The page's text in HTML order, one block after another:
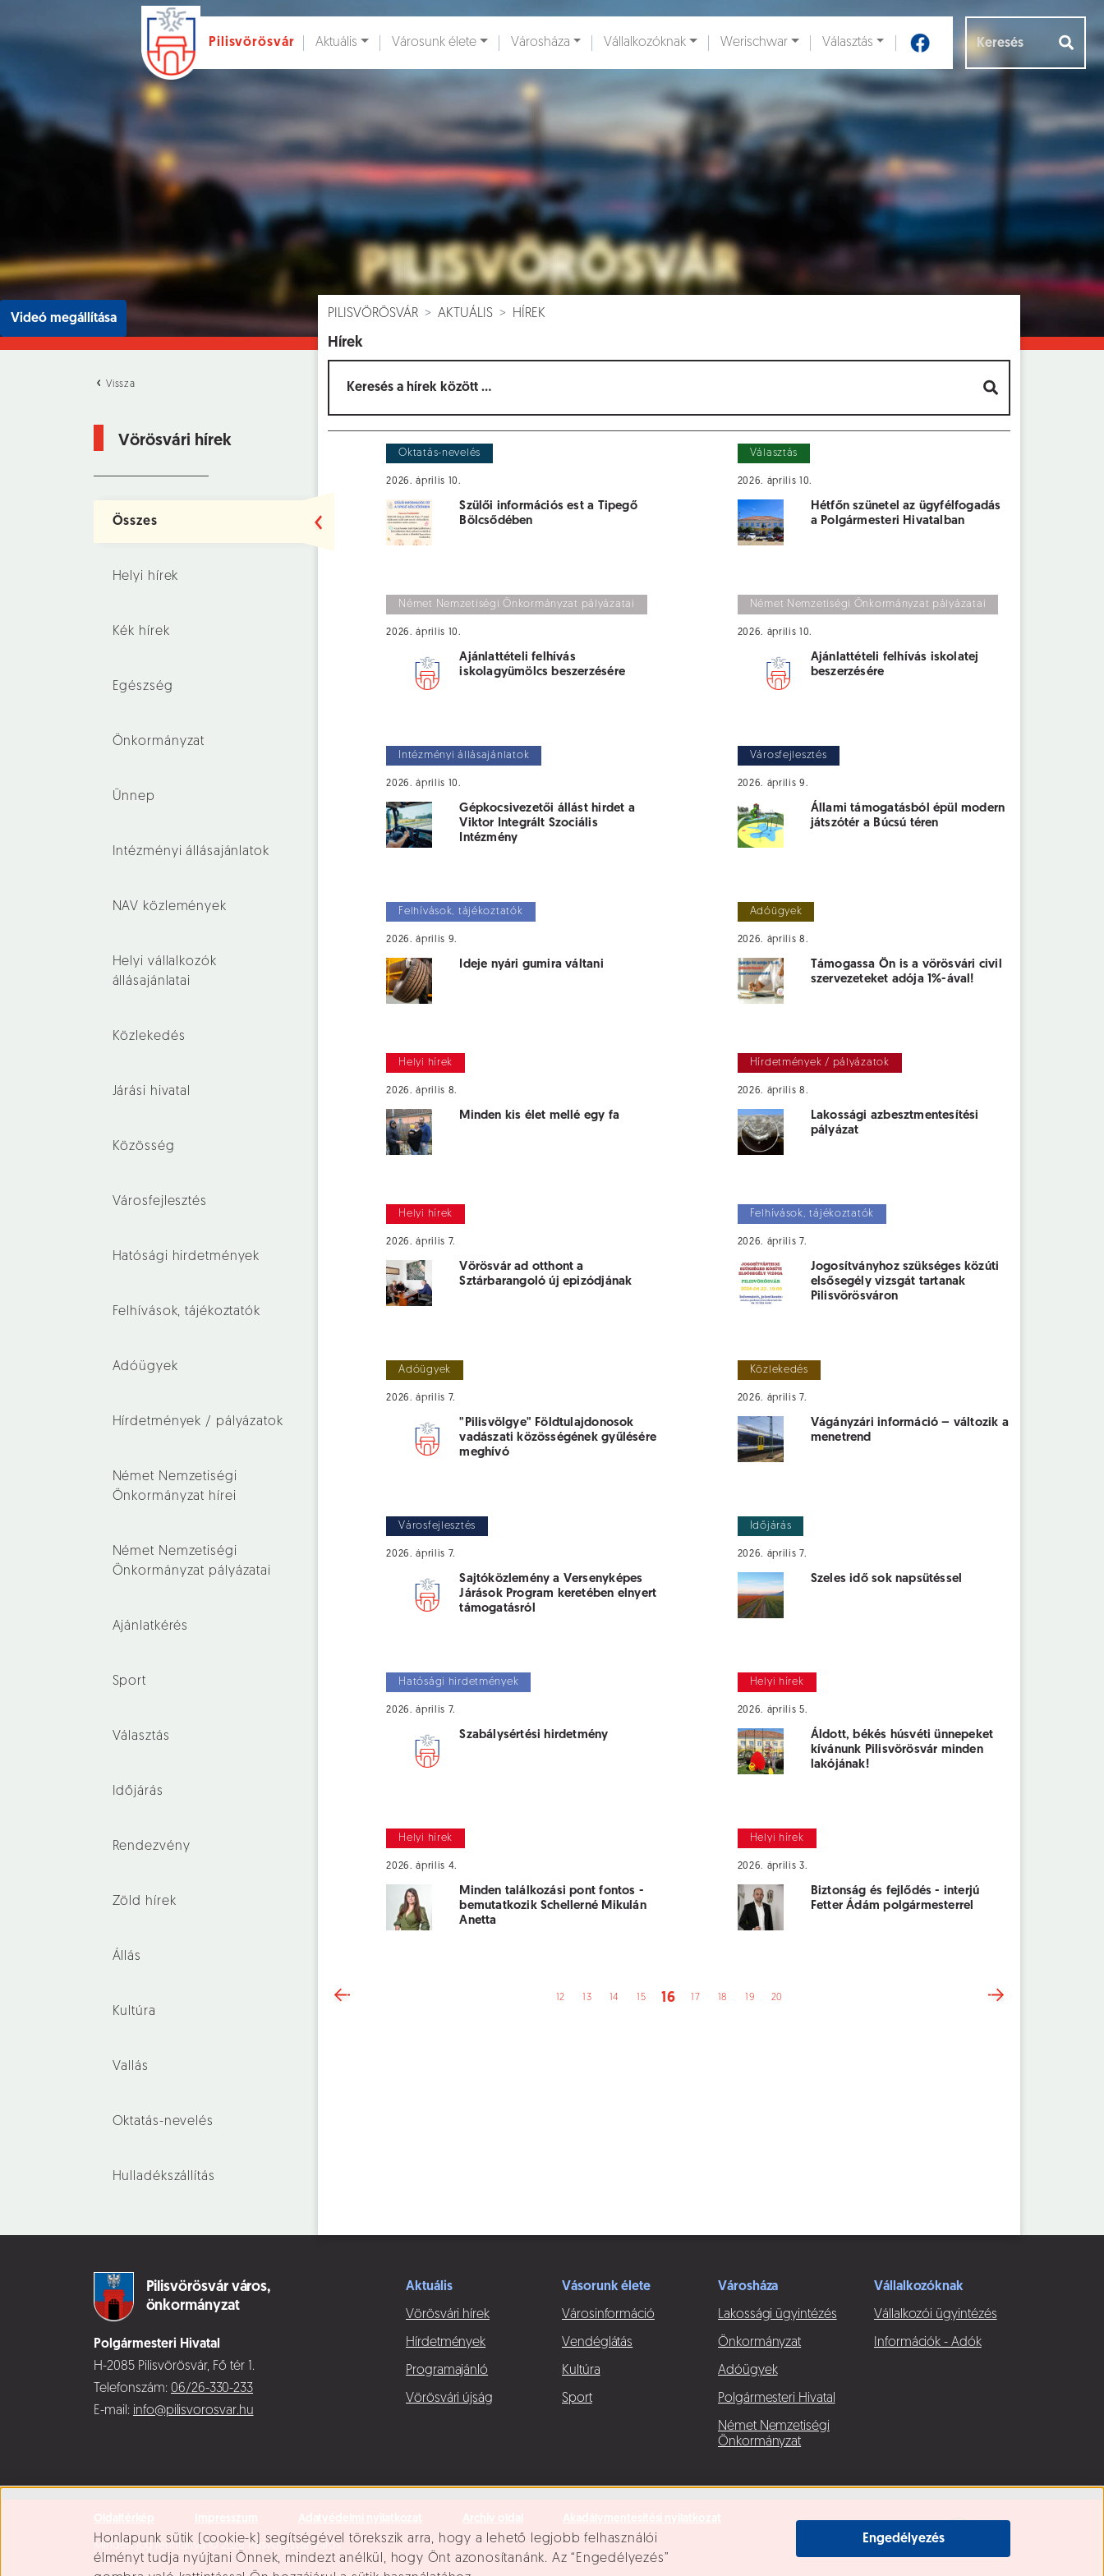
Süti beállítások
Honlapunk sütik (cookie-k) segítségével törekszik arra, hogy a lehető legjobb felhasználói
élményt tudja nyújtani Önnek, mindezt anélkül, hogy Önt azonosítanánk. Az “Engedélyezés”
Engedélyezés
Ugrás a fő tartalomhoz
Pilisvörösvár Aktuális Városunk élete Városháza Vállalkozóknak Werischwar Választás
Videó megállítása
Vissza
Vörösvári hírek
Összes
Helyi hírek
Kék hírek
Egészség
Önkormányzat
Ünnep
Intézményi állásajánlatok
NAV közlemények
Helyi vállalkozók
állásajánlatai
Közlekedés
Járási hivatal
Közösség
Városfejlesztés
Hatósági hirdetmények
Felhívások, tájékoztatók
Adóügyek
Hírdetmények / pályázatok
Német Nemzetiségi
Önkormányzat hírei
Német Nemzetiségi
Önkormányzat pályázatai
Ajánlatkérés
Sport
Választás
Időjárás
Rendezvény
Zöld hírek
Állás
Kultúra
Vallás
Oktatás-nevelés
Hulladékszállítás
PILISVÖRÖSVÁR AKTUÁLIS HÍREK
Hírek
Oktatás-nevelés
2026. április 10.
Szülői információs est a Tipegő
Bölcsődében
Választás
2026. április 10.
Hétfőn szünetel az ügyfélfogadás
a Polgármesteri Hivatalban
Német Nemzetiségi Önkormányzat pályázatai
2026. április 10.
Ajánlattételi felhívás
iskolagyümölcs beszerzésére
Német Nemzetiségi Önkormányzat pályázatai
2026. április 10.
Ajánlattételi felhívás iskolatej
beszerzésére
Intézményi állásajánlatok
2026. április 10.
Gépkocsivezetői állást hirdet a
Viktor Integrált Szociális
Intézmény
Városfejlesztés
2026. április 9.
Állami támogatásból épül modern
játszótér a Búcsú téren
Felhívások, tájékoztatók
2026. április 9.
Ideje nyári gumira váltani
Adóügyek
2026. április 8.
Támogassa Ön is a vörösvári civil
szervezeteket adója 1%-ával!
Helyi hírek
2026. április 8.
Minden kis élet mellé egy fa
Hírdetmények / pályázatok
2026. április 8.
Lakossági azbesztmentesítési
pályázat
Helyi hírek
2026. április 7.
Vörösvár ad otthont a
Sztárbarangoló új epizódjának
Felhívások, tájékoztatók
2026. április 7.
Jogosítványhoz szükséges közúti
elsősegély vizsgát tartanak
Pilisvörösváron
Adóügyek
2026. április 7.
"Pilisvölgye" Földtulajdonosok
vadászati közösségének gyűlésére
meghívó
Közlekedés
2026. április 7.
Vágányzári információ – változik a
menetrend
Városfejlesztés
2026. április 7.
Sajtóközlemény a Versenyképes
Járások Program keretében elnyert
támogatásról
Időjárás
2026. április 7.
Szeles idő sok napsütéssel
Hatósági hirdetmények
2026. április 7.
Szabálysértési hirdetmény
Helyi hírek
2026. április 5.
Áldott, békés húsvéti ünnepeket
kívánunk Pilisvörösvár minden
lakójának!
Helyi hírek
2026. április 4.
Minden találkozási pont fontos -
bemutatkozik Schellerné Mikulán
Anetta
Helyi hírek
2026. április 3.
Biztonság és fejlődés - interjú
Fetter Ádám polgármesterrel
12 13 14 15 16 17 18 19 20
Pilisvörösvár város,
önkormányzat
Polgármesteri Hivatal
H-2085 Pilisvörösvár, Fő tér 1.
Telefonszám: 06/26-330-233
E-mail: info@pilisvorosvar.hu
Aktuális
Vörösvári hírek
Hírdetmények
Programajánló
Vörösvári újság
Vásorunk élete
Városinformáció
Vendéglátás
Kultúra
Sport
Városháza
Lakossági ügyintézés
Önkormányzat
Adóügyek
Polgármesteri Hivatal
Német Nemzetiségi
Önkormányzat
Vállalkozóknak
Vállalkozói ügyintézés
Információk - Adók
Minden jog fenntartva © 2026 Pilisvörösvár Város
Események [] Dokumentumok [